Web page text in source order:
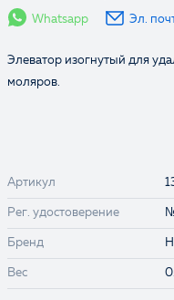
Whatsapp Эл.
Элеватор изогнутый для
моляров.
Артикул
Рег. удостоверение
Бренд
Вес